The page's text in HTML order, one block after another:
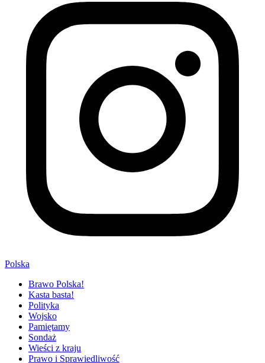
Polska
Brawo Polska!
Kasta basta!
Polityka
Wojsko
Pamiętamy
Sondaż
Wieści z kraju
Prawo i Sprawiedliwość